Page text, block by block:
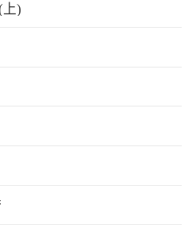
上)